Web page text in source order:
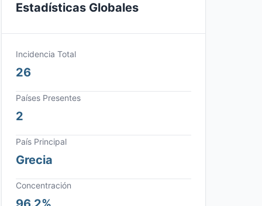
Estadísticas Globales
Incidencia Total
26
Países Presentes
2
País Principal
Grecia
Concentración